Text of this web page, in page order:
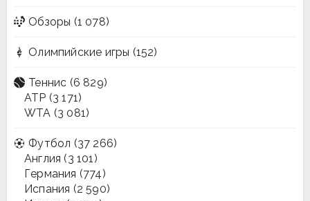
Обзоры (1 078)
Олимпийские игры (152)
Теннис (6 829)
ATP (3 171)
WTA (3 081)
Футбол (37 266)
Англия (3 101)
Германия (774)
Испания (2 590)